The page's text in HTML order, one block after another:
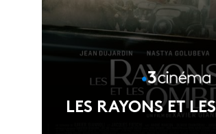
LES RAYONS ET